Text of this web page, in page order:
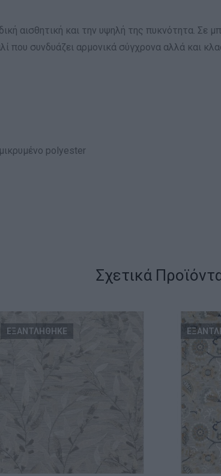
αισθητική και την υψηλή της πυκνότητα.
που συνδυάζει αρμονικά σύγχρονα αλλά και
polyester
Σχετικά
ΕΞΑΝΤΛΗΘΗΚΕ